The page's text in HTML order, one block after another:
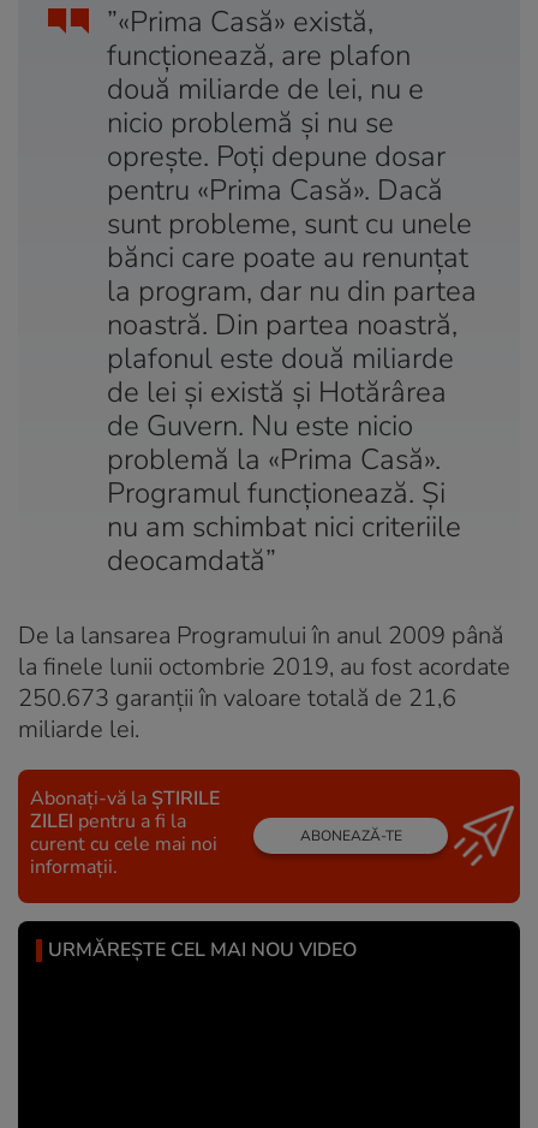
”«Prima Casă» există,
funcţionează, are plafon
două miliarde de lei, nu e
nicio problemă şi nu se
opreşte. Poţi depune dosar
pentru «Prima Casă». Dacă
sunt probleme, sunt cu unele
bănci care poate au renunţat
la program, dar nu din partea
noastră. Din partea noastră,
plafonul este două miliarde
de lei şi există şi Hotărârea
de Guvern. Nu este nicio
problemă la «Prima Casă».
Programul funcţionează. Şi
nu am schimbat nici criteriile
deocamdată”
De la lansarea Programului în anul 2009 până
la finele lunii octombrie 2019, au fost acordate
250.673 garanţii în valoare totală de 21,6
miliarde lei.
Abonați-vă la ȘTIRILE
ZILEI pentru a fi la
curent cu cele mai noi
informații.
ABONEAZĂ-TE
URMĂREȘTE CEL MAI NOU VIDEO